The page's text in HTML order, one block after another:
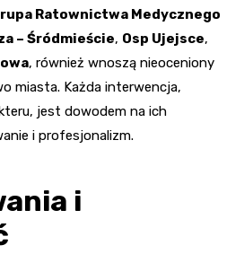
Ratownictwa Medycznego
– Śródmieście, Osp Ujejsce,
, również wnoszą nieoceniony
miasta. Każda interwencja,
jest dowodem na ich
i profesjonalizm.
i